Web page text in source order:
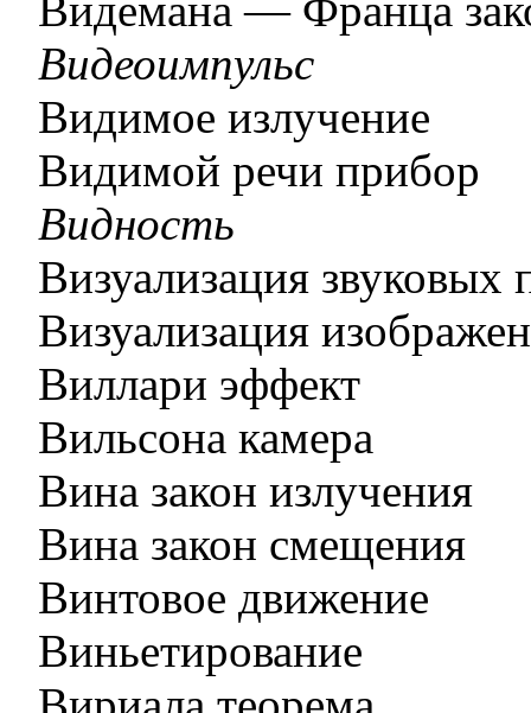
Видемана — Франца
Видеоимпульс
Видимое излучение
Видимой речи прибор
Видность
Визуализация звуковых
Визуализация
Виллари эффект
Вильсона камера
Вина закон излучения
Вина закон смещения
Винтовое движение
Виньетирование